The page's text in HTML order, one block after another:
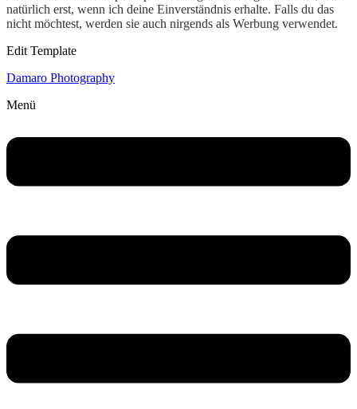
natürlich erst, wenn ich deine Einverständnis erhalte. Falls du das
nicht möchtest, werden sie auch nirgends als Werbung verwendet.
Edit Template
Damaro Photography
Menü